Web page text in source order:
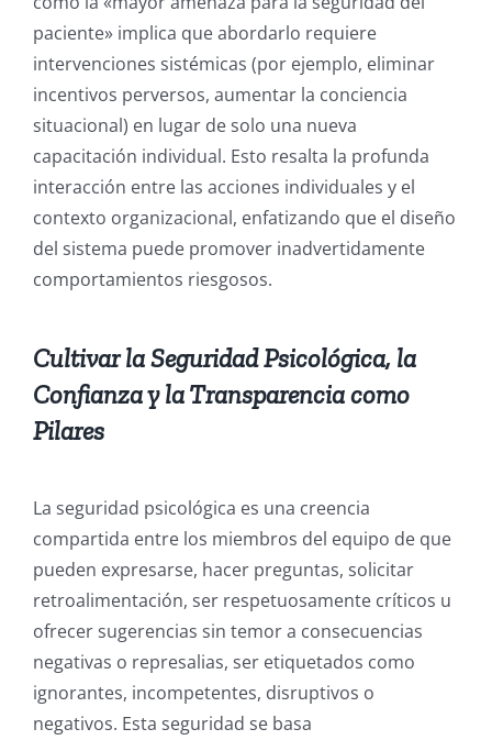
paciente» implica que abordarlo requiere
intervenciones sistémicas (por ejemplo, eliminar
incentivos perversos, aumentar la conciencia
situacional) en lugar de solo una nueva
capacitación individual. Esto resalta la profunda
interacción entre las acciones individuales y el
contexto organizacional, enfatizando que el diseño
del sistema puede promover inadvertidamente
comportamientos riesgosos.
Cultivar la Seguridad Psicológica, la
Confianza y la Transparencia como
Pilares
La seguridad psicológica es una creencia
compartida entre los miembros del equipo de que
pueden expresarse, hacer preguntas, solicitar
retroalimentación, ser respetuosamente críticos u
ofrecer sugerencias sin temor a consecuencias
negativas o represalias, ser etiquetados como
ignorantes, incompetentes, disruptivos o
negativos. Esta seguridad se basa